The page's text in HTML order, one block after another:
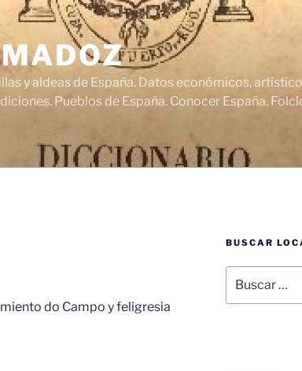
y aldeas de España. Datos económicos,
Pueblos de España. Conocer España.
do Campo y feligresia
BUSCAR
por: